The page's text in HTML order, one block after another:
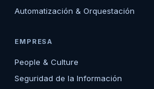
Automatización & Orquestación
EMPRESA
People & Culture
Seguridad de la Información